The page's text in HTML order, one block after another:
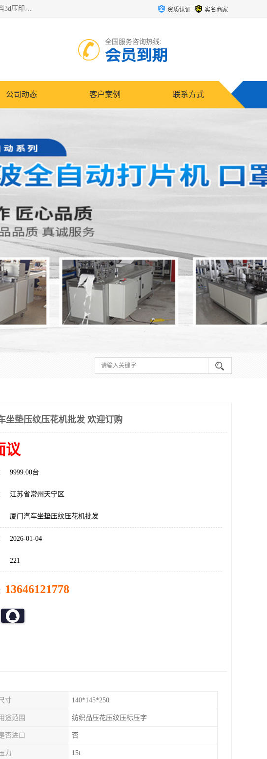
常州联宇机电自动化科技有限公司主营产品：pvc塑料焊机、高频热合机、软膜天花压边机、服装布料凹凸压花机、布料3d压印设备、服装植胶设备、超声波布料花边机、无纺布热合机、全自动压花机。 资质认证 实名商家
全国服务咨询热线:
会员到期
公司动态 客户案例 联系方式
坐垫压纹压花机批发 欢迎订购
议
9999.00台
江苏省常州天宁区
厦门汽车坐垫压纹压花机批发
2026-01-04
221
13646121778
寸 140*145*250
途范围 纺织品压花压纹压标压字
否进口 否
力 15t